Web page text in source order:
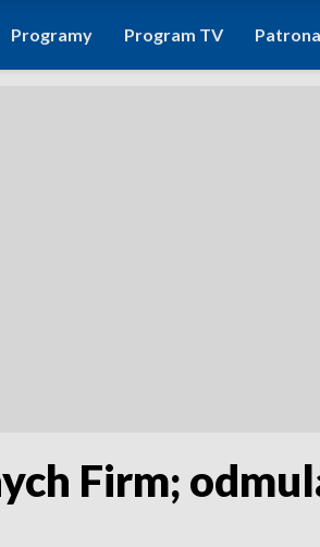
Programy Program TV
Firm;